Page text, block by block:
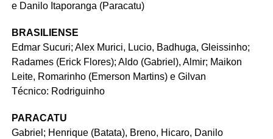
e Danilo Itaporanga (Paracatu)
BRASILIENSE
Edmar Sucuri; Alex Murici, Lucio, Badhuga, Gleissinho;
Radames (Erick Flores); Aldo (Gabriel), Almir; Maikon
Leite, Romarinho (Emerson Martins) e Gilvan
Técnico: Rodriguinho
PARACATU
Gabriel; Henrique (Batata), Breno, Hicaro, Danilo